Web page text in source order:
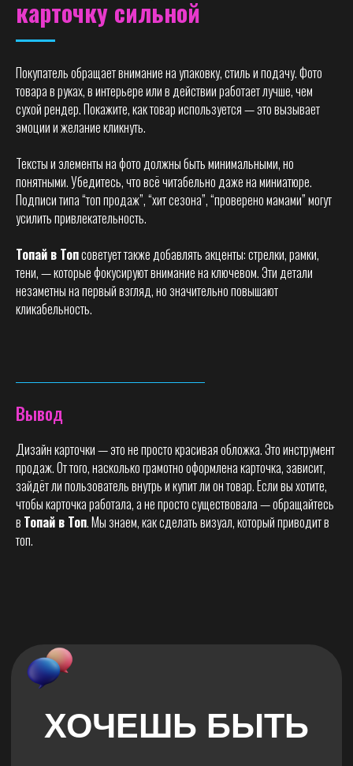
карточку сильной
Покупатель обращает внимание на упаковку, стиль и подачу. Фото
товара в руках, в интерьере или в действии работает лучше, чем
сухой рендер. Покажите, как товар используется — это вызывает
эмоции и желание кликнуть.
Тексты и элементы на фото должны быть минимальными, но
понятными. Убедитесь, что всё читабельно даже на миниатюре.
Подписи типа “топ продаж”, “хит сезона”, “проверено мамами” могут
усилить привлекательность.
Топай в Топсоветует также добавлять акценты: стрелки, рамки,
тени, — которые фокусируют внимание на ключевом. Эти детали
незаметны на первый взгляд, но значительно повышают
кликабельность.
Вывод
Дизайн карточки — это не просто красивая обложка. Это инструмент
продаж. От того, насколько грамотно оформлена карточка, зависит,
зайдёт ли пользователь внутрь и купит ли он товар. Если вы хотите,
чтобы карточка работала, а не просто существовала — обращайтесь
в Топай в Топ. Мы знаем, как сделать визуал, который приводит в
топ.